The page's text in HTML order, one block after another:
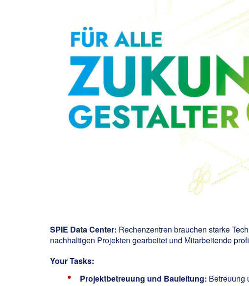
SPIE Data Center: Rechenzentren brauchen starke
nachhaltigen Projekten gearbeitet und Mitarbeitende
Your Tasks:
Projektbetreuung und Bauleitung: Betreuung